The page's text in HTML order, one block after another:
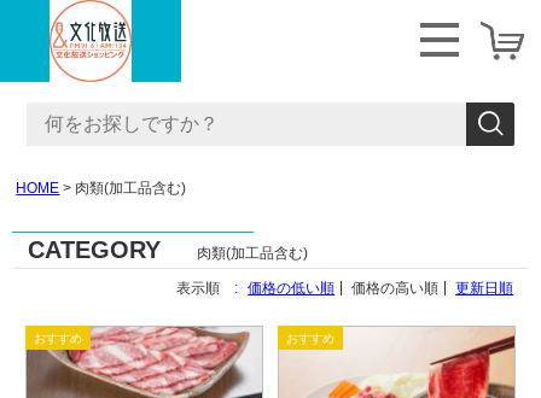
HOME 肉類(加工品含む)
CATEGORY 肉類(加工品含む)
表示順 : 価格の低い順 価格の高い順 更新日順